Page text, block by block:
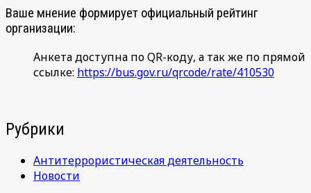
Ваше мнение формирует официальный рейтинг
организации:
Анкета доступна по QR-коду, а так же по прямой
ссылке: https://bus.gov.ru/qrcode/rate/410530
Рубрики
Антитеррористическая деятельность
Новости